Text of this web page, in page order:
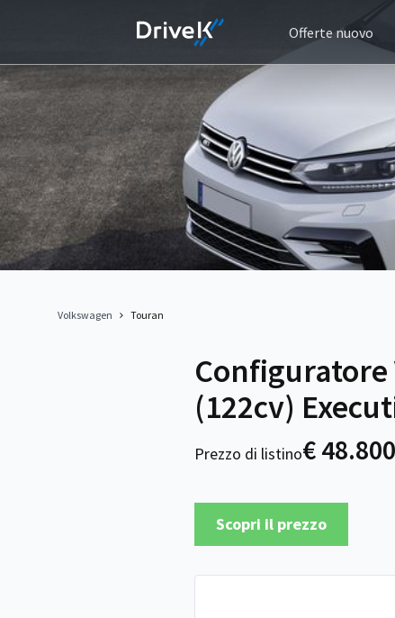
Offerte nuovo
Volkswagen Touran
Configuratore
(122cv)
Prezzo di listino€
Scopri il prezzo